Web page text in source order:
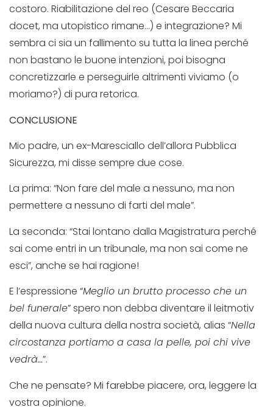
costoro. Riabilitazione del reo (Cesare Beccaria
docet, ma utopistico rimane…) e integrazione? Mi
sembra ci sia un fallimento su tutta la linea perché
non bastano le buone intenzioni, poi bisogna
concretizzarle e perseguirle altrimenti viviamo (o
moriamo?) di pura retorica.
CONCLUSIONE
Mio padre, un ex-Maresciallo dell’allora Pubblica
Sicurezza, mi disse sempre due cose.
La prima: “Non fare del male a nessuno, ma non
permettere a nessuno di farti del male”.
La seconda: “Stai lontano dalla Magistratura perché
sai come entri in un tribunale, ma non sai come ne
esci”, anche se hai ragione!
E l’espressione “Meglio un brutto processo che un
bel funerale” spero non debba diventare il leitmotiv
della nuova cultura della nostra società, alias “Nella
circostanza portiamo a casa la pelle, poi chi vive
vedrà…”.
Che ne pensate? Mi farebbe piacere, ora, leggere la
vostra opinione.